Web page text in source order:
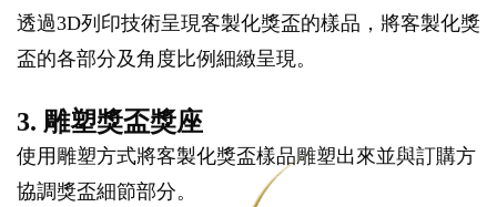
透過3D列印技術呈現客製化獎盃的樣品，將客製化獎
盃的各部分及角度比例細緻呈現。
3. 雕塑獎盃獎座
使用雕塑方式將客製化獎盃樣品雕塑出來並與訂購方
協調獎盃細節部分。